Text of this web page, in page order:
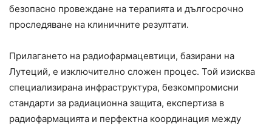
безопасно провеждане на терапията и дългосрочно
проследяване на клиничните резултати.
Прилагането на радиофармацевтици, базирани на
Лутеций, е изключително сложен процес. Той изисква
специализирана инфраструктура, безкомпромисни
стандарти за радиационна защита, експертиза в
радиофармацията и перфектна координация между